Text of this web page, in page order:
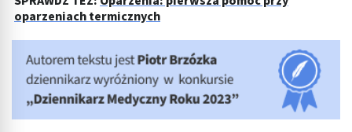
oparzeniach termicznych